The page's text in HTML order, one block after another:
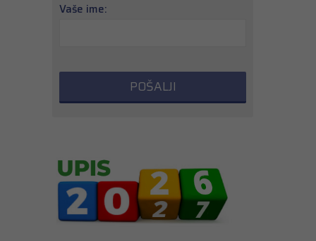
Vaše ime: